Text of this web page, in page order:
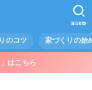
のコツ 家づくりの始
SEARCH
はこちら